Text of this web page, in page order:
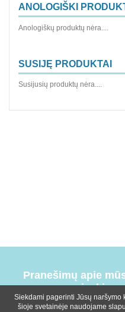
ANOLOGIŠKI
Anologiškų produktų nėra....
SUSIJĘ PRODUKTAI
Susijusių produktų nėra....
Pranešimų apie
įvykius
Siekdami pagerinti Jūsų naršymo
šioje svetainėje naudojame